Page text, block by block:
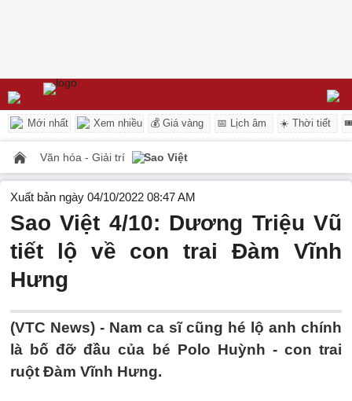
Mới nhất Xem nhiều 💰 Giá vàng 📅 Lịch âm ☀️ Thời tiết
Văn hóa - Giải trí Sao Việt
Xuất bản ngày 04/10/2022 08:47 AM
Sao Việt 4/10: Dương Triệu Vũ
tiết lộ về con trai Đàm Vĩnh
Hưng
(VTC News) - Nam ca sĩ cũng hé lộ anh chính
là bố đỡ đầu của bé Polo Huỳnh - con trai
ruột Đàm Vĩnh Hưng.